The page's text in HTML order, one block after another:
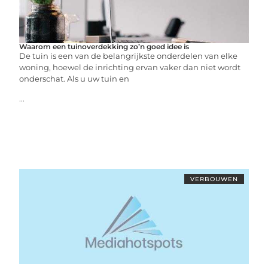
Waarom een tuinoverdekking zo’n goed idee is
De tuin is een van de belangrijkste onderdelen van elke
woning, hoewel de inrichting ervan vaker dan niet wordt
onderschat. Als u uw tuin en
...
VERBOUWEN